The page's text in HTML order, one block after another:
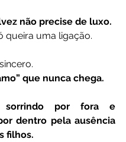
não precise de luxo.
queira uma ligação.
que nunca chega.
sorrindo por fora e
dentro pela ausência
filhos.